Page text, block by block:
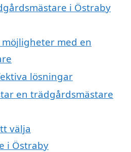
i Östraby
med en
lösningar
en trädgårdsmästare
välja
i Östraby